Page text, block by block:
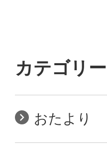
カテゴリー
おたより